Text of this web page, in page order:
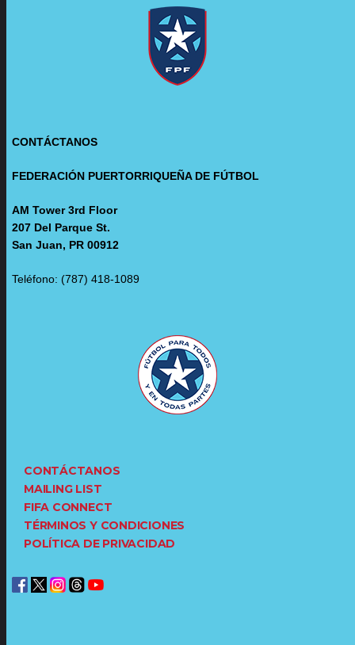
CONTÁCTANOS
FEDERACIÓN PUERTORRIQUEÑA DE FÚTBOL
AM Tower 3rd Floor
207 Del Parque St.
San Juan, PR 00912
Teléfono: (787) 418-1089
CONTÁCTANOS
MAILING LIST
FIFA CONNECT
TÉRMINOS Y CONDICIONES
POLÍTICA DE PRIVACIDAD